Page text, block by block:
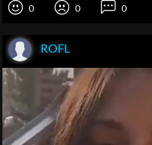
0 0 0
ROFL